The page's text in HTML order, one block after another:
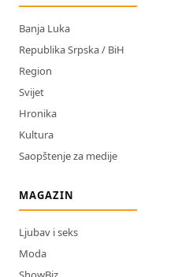
Banja Luka
Republika Srpska / BiH
Region
Svijet
Hronika
Kultura
Saopštenje za medije
MAGAZIN
Ljubav i seks
Moda